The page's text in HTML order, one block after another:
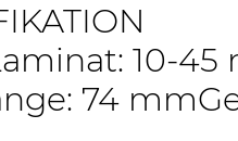
10-
74